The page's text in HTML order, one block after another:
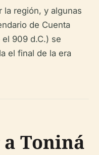
la región, y algunas
de Cuenta
el 909 d.C.) se
el final de la era
Toniná